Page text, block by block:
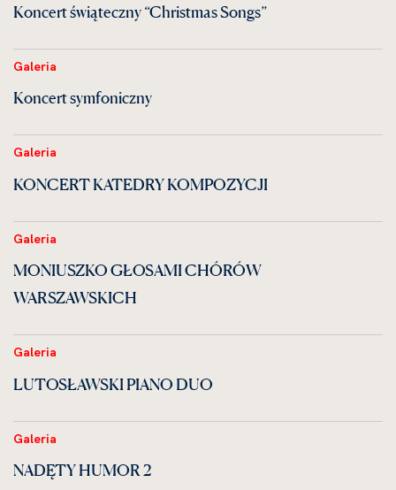
Koncert świąteczny “Christmas Songs”
Galeria
Koncert symfoniczny
Galeria
KONCERT KATEDRY KOMPOZYCJI
Galeria
MONIUSZKO GŁOSAMI CHÓRÓW
WARSZAWSKICH
Galeria
LUTOSŁAWSKI PIANO DUO
Galeria
NADĘTY HUMOR 2